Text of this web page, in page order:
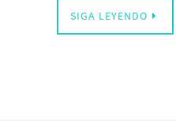
SIGA LEYENDO